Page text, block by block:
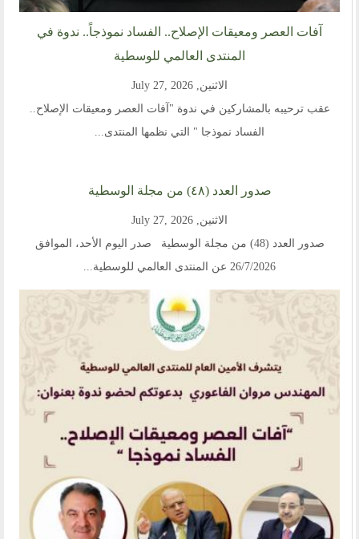
مشاركات القراء
مواقع صديقة
المؤتمرات
منتديات الوسطية
اخر الاخبار
طلبات الانتساب
اتصل بنا
أرسل لنا
ارسل مقالآ
ارسل خبر
آفات العصر ومعيقات الإصلاح.. الفساد نموذجاً.. ندوة في
المنتدى العالمي للوسطية
الاثنين, July 27, 2026
عقب ترحيبه بالمشاركين في ندوة "آفات العصر ومعيقات الإصلاح..
الفساد نموذجا " التي نظمها المنتدى...
صدور العدد (٤٨) من مجلة الوسطية
الاثنين, July 27, 2026
صدور العدد (48) من مجلة الوسطية صدر اليوم الأحد، الموافق
26/7/2026 عن المنتدى العالمي للوسطية...